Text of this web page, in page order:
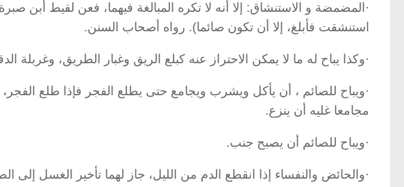
·المضمضة و الاستنشاق: إلا أنه لا تكره المبالغة فيهما، فعن لقيط أبن
استنشقت فأبلغ، إلا أن تكون صائما). رواه أصحاب السنن.
·وكذا يباح له ما لا يمكن الاحتراز عنه كبلع الريق وغبار الطريق، وغربلة
·ويباح للصائم ، أن يأكل ويشرب ويجامع حتى يطلع الفجر فإذا طلع
مجامعا غليه أن ينزع.
·ويباح للصائم أن يصبح جنب.
·والحائض والنفساء إذا انقطع الدم من الليل، جاز لهما تأخير الغسل إلى